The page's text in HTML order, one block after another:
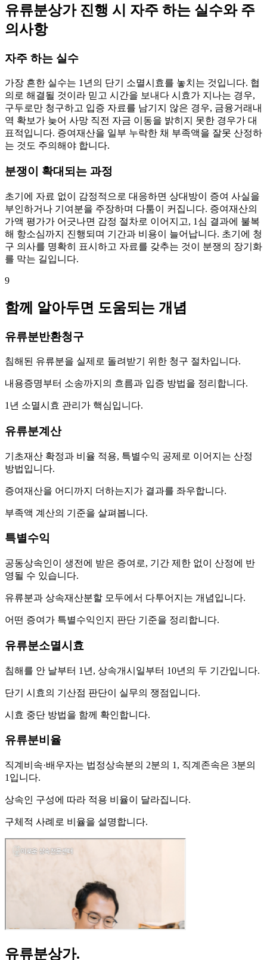
유류분상가 진행 시 자주 하는 실수와 주
의사항
자주 하는 실수
가장 흔한 실수는 1년의 단기 소멸시효를 놓치는 것입니다. 협
의로 해결될 것이라 믿고 시간을 보내다 시효가 지나는 경우,
구두로만 청구하고 입증 자료를 남기지 않은 경우, 금융거래내
역 확보가 늦어 사망 직전 자금 이동을 밝히지 못한 경우가 대
표적입니다. 증여재산을 일부 누락한 채 부족액을 잘못 산정하
는 것도 주의해야 합니다.
분쟁이 확대되는 과정
초기에 자료 없이 감정적으로 대응하면 상대방이 증여 사실을
부인하거나 기여분을 주장하며 다툼이 커집니다. 증여재산의
가액 평가가 어긋나면 감정 절차로 이어지고, 1심 결과에 불복
해 항소심까지 진행되며 기간과 비용이 늘어납니다. 초기에 청
구 의사를 명확히 표시하고 자료를 갖추는 것이 분쟁의 장기화
를 막는 길입니다.
9
함께 알아두면 도움되는 개념
유류분반환청구
침해된 유류분을 실제로 돌려받기 위한 청구 절차입니다.
내용증명부터 소송까지의 흐름과 입증 방법을 정리합니다.
1년 소멸시효 관리가 핵심입니다.
유류분계산
기초재산 확정과 비율 적용, 특별수익 공제로 이어지는 산정
방법입니다.
증여재산을 어디까지 더하는지가 결과를 좌우합니다.
부족액 계산의 기준을 살펴봅니다.
특별수익
공동상속인이 생전에 받은 증여로, 기간 제한 없이 산정에 반
영될 수 있습니다.
유류분과 상속재산분할 모두에서 다투어지는 개념입니다.
어떤 증여가 특별수익인지 판단 기준을 정리합니다.
유류분소멸시효
침해를 안 날부터 1년, 상속개시일부터 10년의 두 기간입니다.
단기 시효의 기산점 판단이 실무의 쟁점입니다.
시효 중단 방법을 함께 확인합니다.
유류분비율
직계비속·배우자는 법정상속분의 2분의 1, 직계존속은 3분의
1입니다.
상속인 구성에 따라 적용 비율이 달라집니다.
구체적 사례로 비율을 설명합니다.
유류분상가.